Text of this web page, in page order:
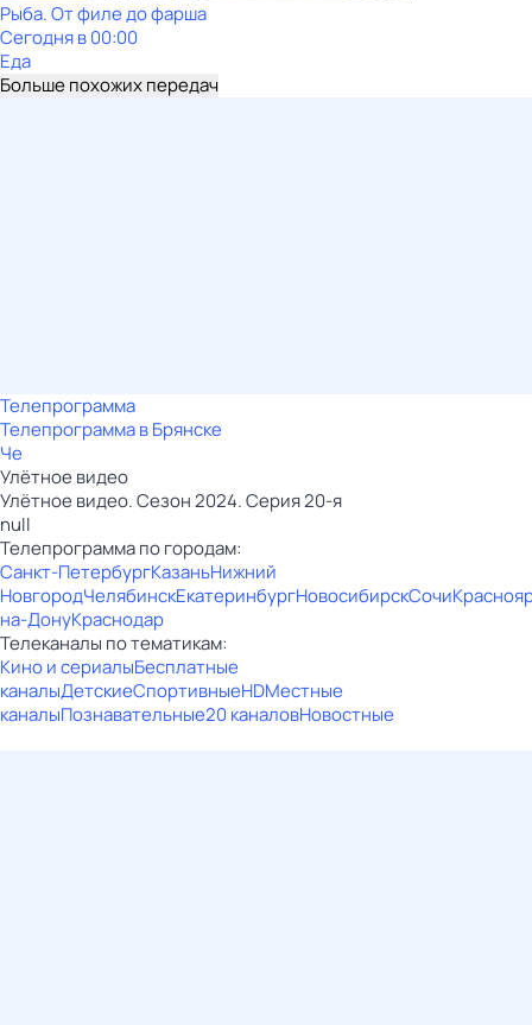
Рыба. От филе до фарша
Сегодня в 00:00
Еда
Больше похожих передач
Телепрограмма
Телепрограмма в Брянске
Че
Улётное видео
Улётное видео. Сезон 2024. Серия 20-я
null
Телепрограмма по городам:
Санкт-ПетербургКазаньНижний
НовгородЧелябинскЕкатеринбургНовосибирскСочи
на-ДонуКраснодар
Телеканалы по тематикам:
Кино и сериалыБесплатные
каналыДетскиеСпортивныеHDМестные
каналыПознавательные20 каналовНовостные